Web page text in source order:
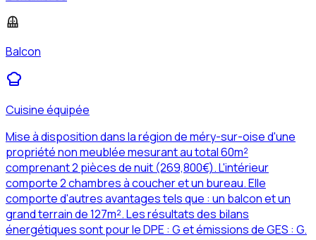
Balcon
Cuisine équipée
Mise à disposition dans la région de méry-sur-oise d'une
propriété non meublée mesurant au total 60m²
comprenant 2 pièces de nuit (269,800€). L'intérieur
comporte 2 chambres à coucher et un bureau. Elle
comporte d'autres avantages tels que : un balcon et un
grand terrain de 127m². Les résultats des bilans
énergétiques sont pour le DPE : G et émissions de GES : G.